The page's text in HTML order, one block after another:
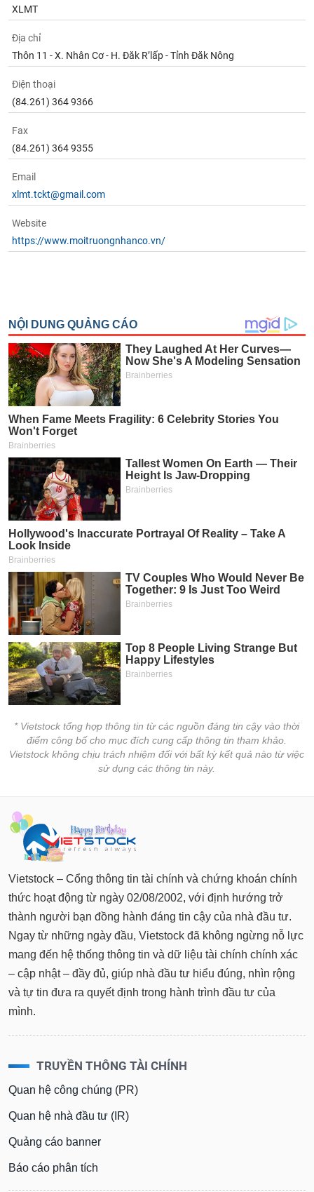
XLMT
Địa chỉ
Thôn 11 - X. Nhân Cơ - H. Đăk R’lấp - Tỉnh Đăk Nông
Điện thoại
(84.261) 364 9366
Fax
(84.261) 364 9355
Email
xlmt.tckt@gmail.com
Website
https://www.moitruongnhanco.vn/
* Vietstock tổng hợp thông tin từ các nguồn đáng tin cậy vào thời
điểm công bố cho mục đích cung cấp thông tin tham khảo.
Vietstock không chịu trách nhiệm đối với bất kỳ kết quả nào từ việc
sử dụng các thông tin này.
Vietstock – Cổng thông tin tài chính và chứng khoán chính
thức hoạt động từ ngày 02/08/2002, với định hướng trở
thành người bạn đồng hành đáng tin cậy của nhà đầu tư.
Ngay từ những ngày đầu, Vietstock đã không ngừng nỗ lực
mang đến hệ thống thông tin và dữ liệu tài chính chính xác
– cập nhật – đầy đủ, giúp nhà đầu tư hiểu đúng, nhìn rộng
và tự tin đưa ra quyết định trong hành trình đầu tư của
mình.
TRUYỀN THÔNG TÀI CHÍNH
Quan hệ công chúng (PR)
Quan hệ nhà đầu tư (IR)
Quảng cáo banner
Báo cáo phân tích
chính